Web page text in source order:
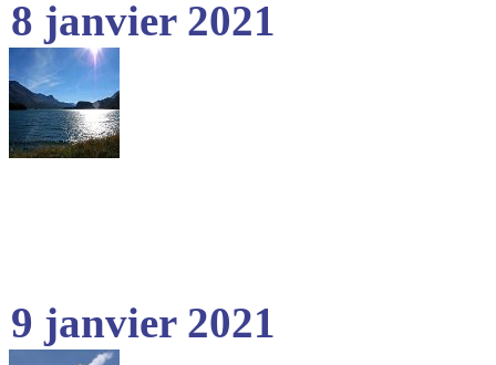
8 janvier 2021
9 janvier 2021